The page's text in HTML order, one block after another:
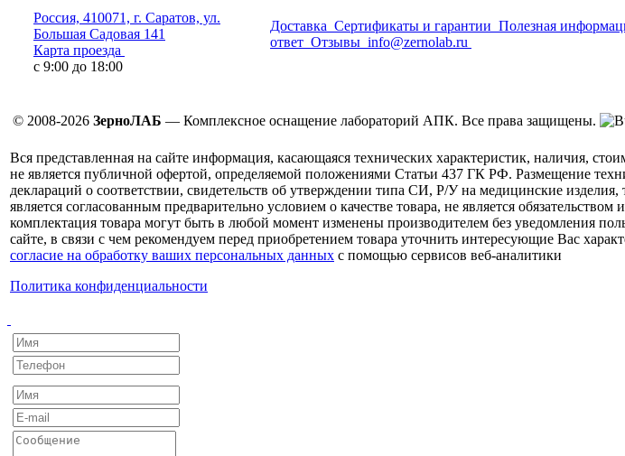
Россия, 410071, г. Саратов, ул.
Большая Садовая 141
Карта проезда
с 9:00 до 18:00
Доставка Сертификаты и гарантии Полезная
ответ Отзывы info@zernolab.ru
© 2008-2026 ЗерноЛАБ — Комплексное оснащение лабораторий АПК. Все права защищены.
Вся представленная на сайте информация, касающаяся технических характеристик, наличия,
не является публичной офертой, определяемой положениями Статьи 437 ГК РФ. Размещение
деклараций о соответствии, свидетельств об утверждении типа СИ, Р/У на медицинские
является согласованным предварительно условием о качестве товара, не является
комплектация товара могут быть в любой момент изменены производителем без уведомления
сайте, в связи с чем рекомендуем перед приобретением товара уточнить интересующие Вас
согласие на обработку ваших персональных данных с помощью сервисов веб-аналитики
Политика конфиденциальности